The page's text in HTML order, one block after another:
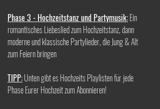
Phase 3 - Hochzeitstanz und Partymusik:Ein
romantisches Liebeslied zum Hochzeitstanz, dann
moderne und klassischePartylieder, die Jung & Alt
zum Feiern bringen
TIPP:Unten gibt es Hochzeits Playlisten für jede
Phase Eurer Hochzeit zum Abonnieren!